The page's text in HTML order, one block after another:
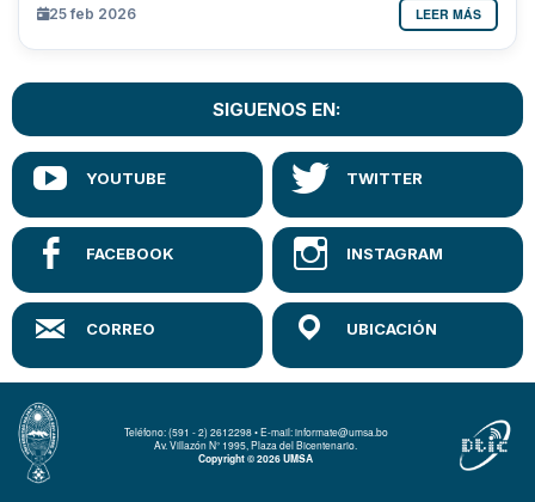
25 feb 2026 LEER MÁS
SIGUENOS EN:
Teléfono: (591 - 2) 2612298 • E-mail: informate@umsa.bo
Av. Villazón N° 1995, Plaza del Bicentenario.
Copyright © 2026 UMSA